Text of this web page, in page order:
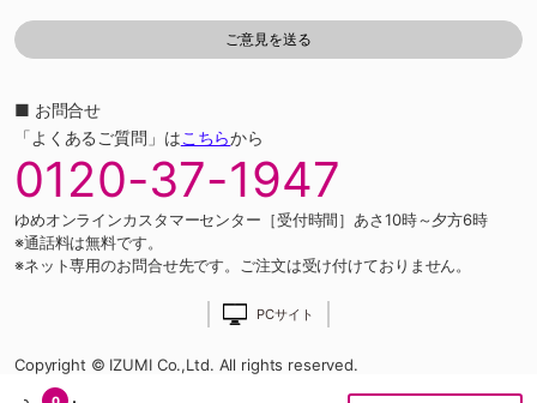
0
■ お問合せ
「よくあるご質問」はこちらから
0120-37-1947
ゆめオンラインカスタマーセンター［受付時間］あさ10時～夕方6時
※通話料は無料です。
※ネット専用のお問合せ先です。ご注文は受け付けておりません。
PCサイト
Copyright © IZUMI Co.,Ltd. All rights reserved.